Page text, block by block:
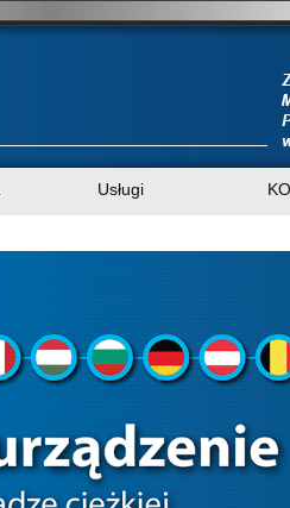
Usługi